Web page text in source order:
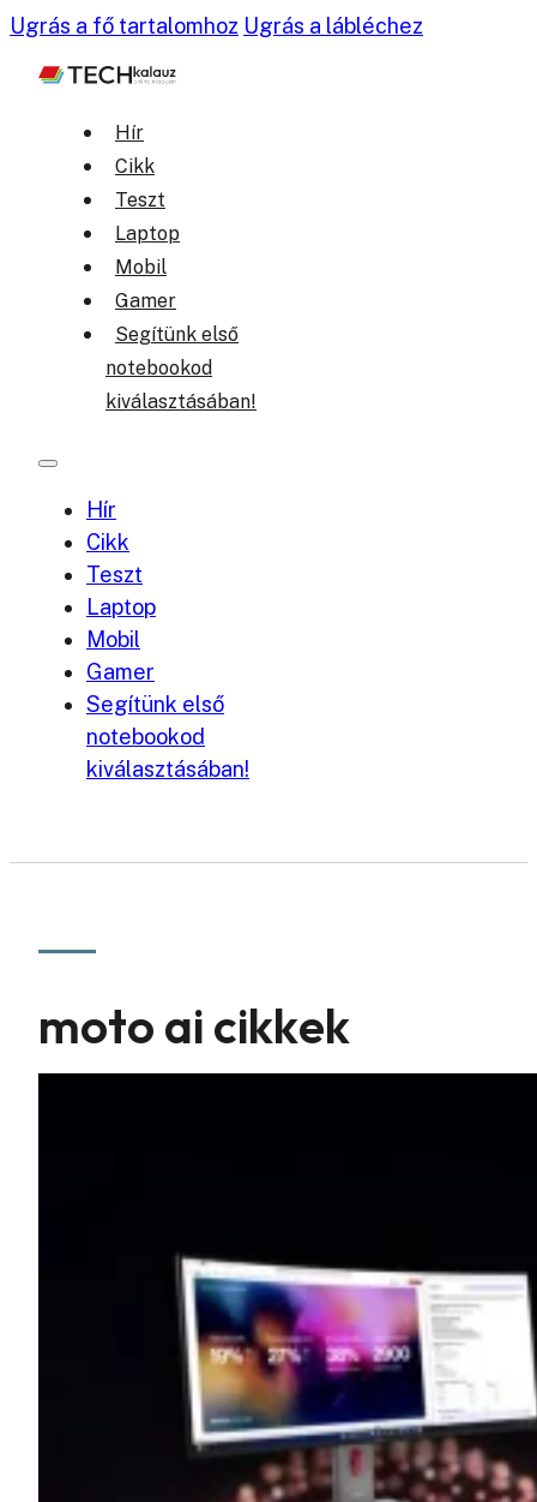
Ugrás a fő tartalomhoz Ugrás a lábléchez
Hír
Cikk
Teszt
Laptop
Mobil
Gamer
Segítünk első
notebookod
kiválasztásában!
Hír
Cikk
Teszt
Laptop
Mobil
Gamer
Segítünk első
notebookod
kiválasztásában!
moto ai cikkek